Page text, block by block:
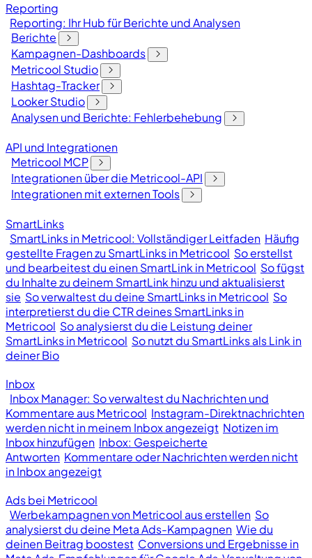
Reporting
Reporting: Ihr Hub für Berichte und Analysen
Berichte
Kampagnen-Dashboards
Metricool Studio
Hashtag-Tracker
Looker Studio
Analysen und Berichte: Fehlerbehebung
API und Integrationen
Metricool MCP
Integrationen über die Metricool-API
Integrationen mit externen Tools
SmartLinks
SmartLinks in Metricool: Vollständiger Leitfaden Häufig
gestellte Fragen zu SmartLinks in Metricool So erstellst
und bearbeitest du einen SmartLink in Metricool So fügst
du Inhalte zu deinem SmartLink hinzu und aktualisierst
sie So verwaltest du deine SmartLinks in Metricool So
interpretierst du die CTR deines SmartLinks in
Metricool So analysierst du die Leistung deiner
SmartLinks in Metricool So nutzt du SmartLinks als Link in
deiner Bio
Inbox
Inbox Manager: So verwaltest du Nachrichten und
Kommentare aus Metricool Instagram-Direktnachrichten
werden nicht in meinem Inbox angezeigt Notizen im
Inbox hinzufügen Inbox: Gespeicherte
Antworten Kommentare oder Nachrichten werden nicht
in Inbox angezeigt
Ads bei Metricool
Werbekampagnen von Metricool aus erstellen So
analysierst du deine Meta Ads-Kampagnen Wie du
deinen Beitrag boostest Conversions und Ergebnisse in